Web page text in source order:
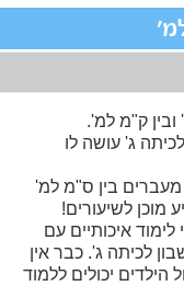
ק"מ למ'.
ג' עושה לו
בין ס"מ למ'
מוכן לשיעורים!
איכותיים עם
לכיתה ג'. כבר אין
הילדים יכולים ללמוד